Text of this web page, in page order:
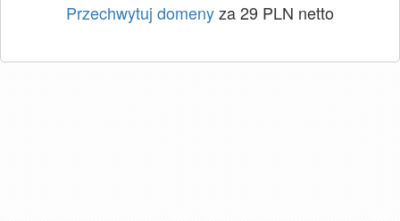
Przechwytuj domenyza 29 PLN netto